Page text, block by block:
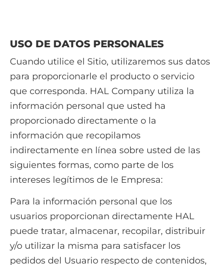
USO DE DATOS PERSONALES
Cuando utilice el Sitio, utilizaremos sus datos
para proporcionarle el producto o servicio
que corresponda. HAL Company utiliza la
información personal que usted ha
proporcionado directamente o la
información que recopilamos
indirectamente en línea sobre usted de las
siguientes formas, como parte de los
intereses legítimos de le Empresa:
Para la información personal que los
usuarios proporcionan directamente HAL
puede tratar, almacenar, recopilar, distribuir
y/o utilizar la misma para satisfacer los
pedidos del Usuario respecto de contenidos,